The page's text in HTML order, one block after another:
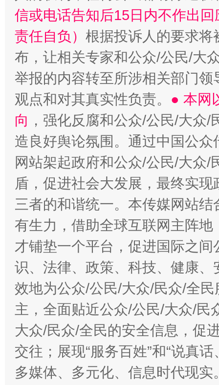
信或电话告知后15日内不作出
责任自负） 根据投诉人的要求将
布，让相关专家和公众/公民/大
举报的内容转至所涉相关部门
观点和对其真实性负责。 ● 本网
向 ，强化反腐和公众/公民/大众
造良好舆论氛围。通过中国公
网站架起政府和公众/公民/大众
盾，促进社会大发展，最终实
三者的和谐统一。本传媒网站
有生力，借助全球互联网主阵
才铺垫一个平台，促进国际之
识、法律、政策、科技、健康
效地为公众/公民/大众/民众/全
主，全面贴近公众/公民/大众/民
大众/民众/全民的安全信息，促
交往；展现“服务百姓”和“说真
多媒体、多元化、信息时代现实